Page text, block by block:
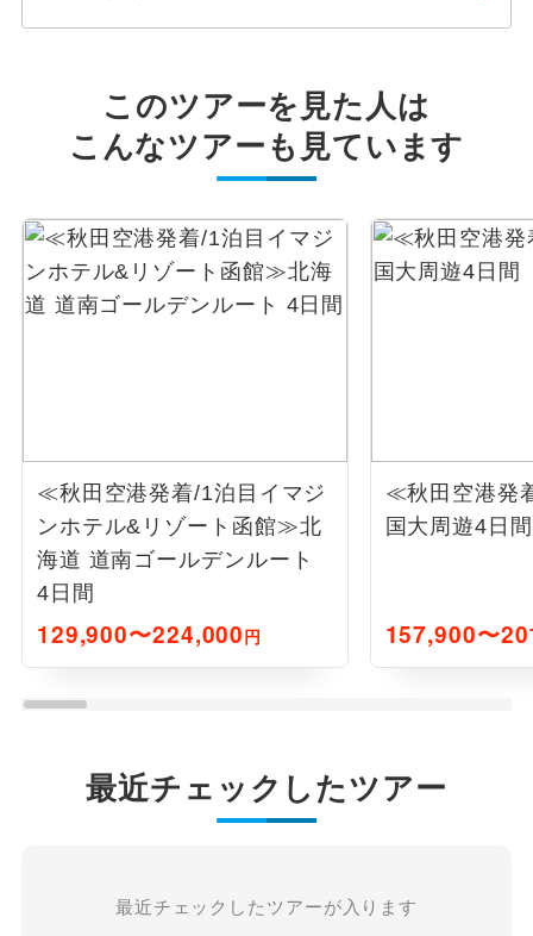
このツアーを見た人は
こんなツアーも見ています
≪秋田空港発着/1泊目イマジ
ンホテル&リゾート函館≫北
海道 道南ゴールデンルート
4日間
129,900〜224,000円
≪秋田空港発
国大周遊4日間
157,900〜
最近チェックしたツアー
最近チェックしたツアーが入ります